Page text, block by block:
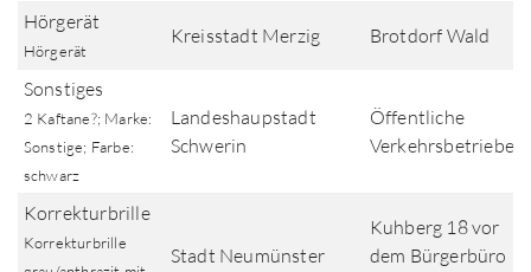
Hörgerät
Hörgerät
Kreisstadt Merzig Brotdorf Wald
Sonstiges
2 Kaftane?; Marke:
Sonstige; Farbe:
schwarz
Landeshaupstadt
Schwerin
Öffentliche
Verkehrsbetriebe
Korrekturbrille
Korrekturbrille
Stadt Neumünster
Kuhberg 18 vor
dem Bürgerbüro